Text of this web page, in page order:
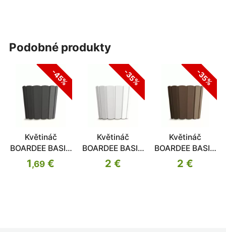
podobné produkty
-45%
Květináč
BOARDEE BASIC
antracit 19,9cm
1,69 €
-35%
Květináč
BOARDEE BASIC
bílý 19,9cm
2 €
-35%
Květináč
BOARDEE BASIC
hnědý 19,9cm
2 €